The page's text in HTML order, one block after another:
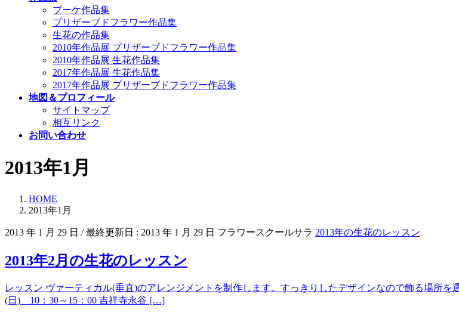
ブーケ作品集
プリザーブドフラワー作品集
生花の作品集
2010年作品展 プリザーブドフラワー作品集
2010年作品展 生花作品集
2017年作品展 生花作品集
2017年作品展 プリザーブドフラワー作品集
地図＆プロフィール
サイトマップ
相互リンク
お問い合わせ
2013年1月
HOME
2013年1月
2013 年 1 月 29 日 / 最終更新日 : 2013 年 1 月 29 日 フラワースクールサラ 2013年の生花のレッスン
2013年2月の生花のレッスン
レッスン ヴァーティカル(垂直)のアレンジメントを制作します。すっきりしたデザインなので飾る場所
(日) 10：30～15：00 吉祥寺永谷 […]